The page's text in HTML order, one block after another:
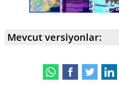
Mevcut versiyonlar: